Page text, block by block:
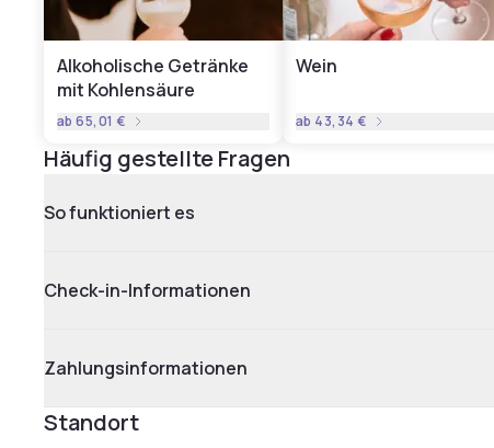
Alkoholische Getränke
mit Kohlensäure
ab65,01 €
Wein
ab 43,34 €
Häufig gestellte Fragen
So funktioniert es
Check-in-Informationen
Zahlungsinformationen
Standort